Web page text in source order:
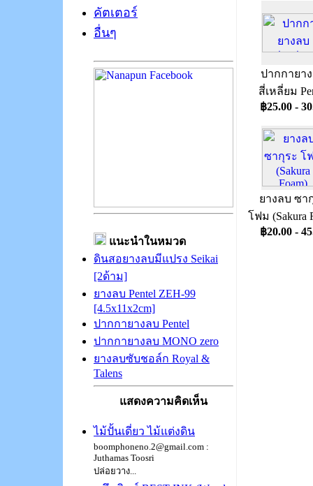
คัตเตอร์
อื่นๆ
แนะนำในหมวด
ดินสอยางลบมีแปรง Seikai
[2ด้าม]
ยางลบ Pentel ZEH-99
[4.5x11x2cm]
ปากกายางลบ Pentel
ปากกายางลบ MONO zero
ยางลบซับชอล์ก Royal &
Talens
แสดงความคิดเห็น
ไม้ปั้นเดี่ยว ไม้แต่งดิน
boomphoneno.2@gmail.com :
Juthamas Toosri
ปล่อยวาง...
ปากกายา
สี่เหลี่ยม
฿25.00 -
ยางลบ ซา
โฟม (Sakura
฿20.00 -